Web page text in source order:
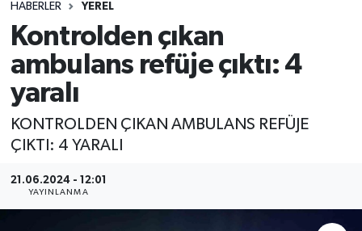
HABERLER YEREL
Kontrolden çıkan
ambulans refüje çıktı: 4
yaralı
KONTROLDEN ÇIKAN AMBULANS REFÜJE
ÇIKTI: 4 YARALI
21.06.2024 - 12:01
YAYINLANMA
EKONOMİ
SPOR
SAĞLIK
EĞİTİM
KÜLTÜR SANAT
Süper Lig Puan Durumu ve Fikstür
Tüm Manşetler
Son Dakika Haberleri
Haber Arşivi